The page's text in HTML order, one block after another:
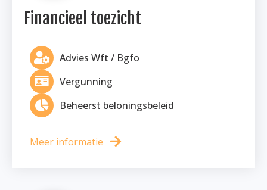
Financieel toezicht
Advies Wft / Bgfo
Vergunning
Beheerst beloningsbeleid
Meer informatie